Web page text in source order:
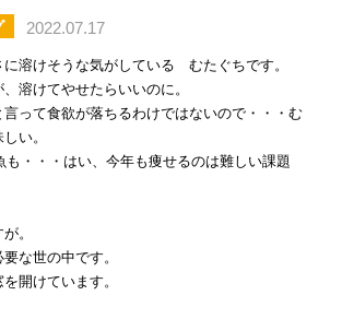
2022.07.17
に溶けそうな気がしている むたぐちです。
溶けてやせたらいいのに。
って食欲が落ちるわけではないので・・・む
い。
も・・・はい、今年も痩せるのは難しい課題
。
な世の中です。
開けています。